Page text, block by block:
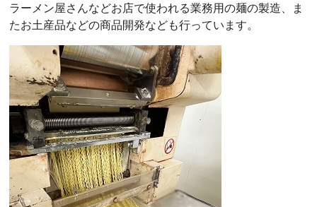
ラーメン屋さんなどお店で使われる業務用の麺の製造、ま
たお土産品などの商品開発なども行っています。